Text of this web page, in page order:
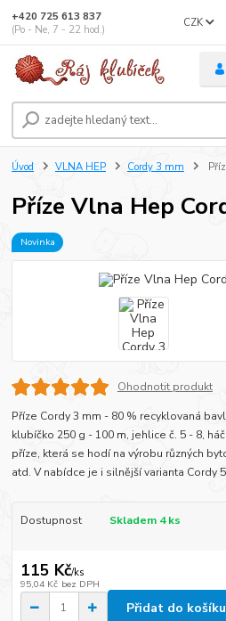
CZK
+420 725 613 837
(Po - Ne, 7 - 22 hod.)
Úvod VLNA HEP Cordy 3 mm
Příze Vlna Hep
Novinka
Ohodnotit produkt
Příze Cordy 3 mm - 80 % recyklovaná
klubíčko 250 g - 100 m, jehlice č. 5 - 8,
příze, která se hodí na výrobu různých
atd. V nabídce je i silnější varianta Cordy
Dostupnost Skladem 4 ks
115 Kč/ks
95,04 Kč bez DPH
Přidat do košíku